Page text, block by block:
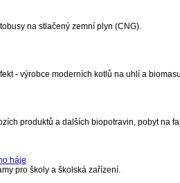
na stlačený zemní plyn (CNG).
- výrobce moderních kotlů na uhlí a
produktů a dalších biopotravin, pobyt na
háje
pro školy a školská zařízení.